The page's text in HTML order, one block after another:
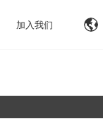
加入我们